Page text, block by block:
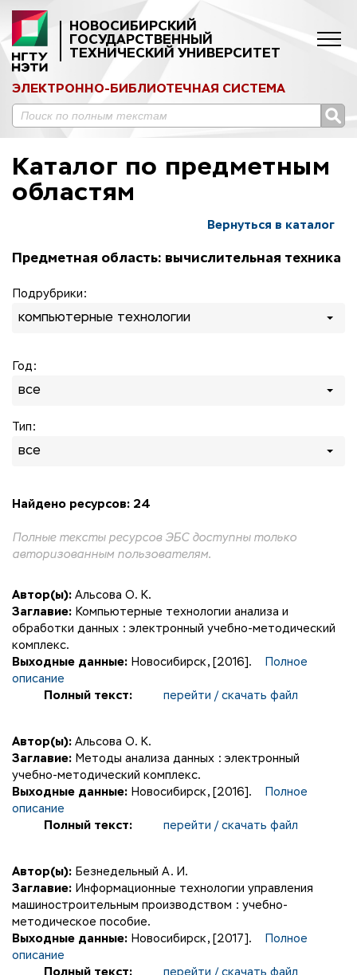
НОВОСИБИРСКИЙ
ГОСУДАРСТВЕННЫЙ
ТЕХНИЧЕСКИЙ УНИВЕРСИТЕТ
ЭЛЕКТРОННО-БИБЛИОТЕЧНАЯ СИСТЕМА
Каталог по предметным
областям
Вернуться в каталог
Предметная область: вычислительная техника
Подрубрики:
компьютерные технологии
Год:
все
Тип:
все
Найдено ресурсов: 24
Полные тексты ресурсов ЭБС доступны только
авторизованным пользователям.
Автор(ы): Альсова О. К.
Заглавие: Компьютерные технологии анализа и
обработки данных : электронный учебно-методический
комплекс.
Выходные данные: Новосибирск, [2016].
Полное
описание
Полный текст:
перейти / скачать файл
Автор(ы): Альсова О. К.
Заглавие: Методы анализа данных : электронный
учебно-методический комплекс.
Выходные данные: Новосибирск, [2016].
Полное
описание
Полный текст:
перейти / скачать файл
Автор(ы): Безнедельный А. И.
Заглавие: Информационные технологии управления
машиностроительным производством : учебно-
методическое пособие.
Выходные данные: Новосибирск, [2017].
Полное
описание
Полный текст:
перейти / скачать файл